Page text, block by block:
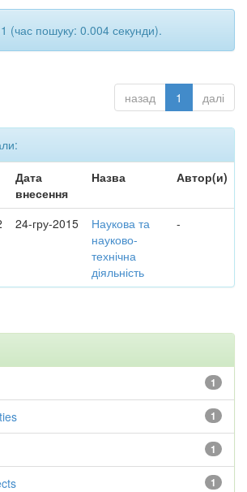
1 (час пошуку: 0.004 секунди).
назад 1 далі
Дата
внесення
Назва Автор(и)
24-гру-2015
Наукова та
науково-
технічна
діяльність
-
1
1
1
1